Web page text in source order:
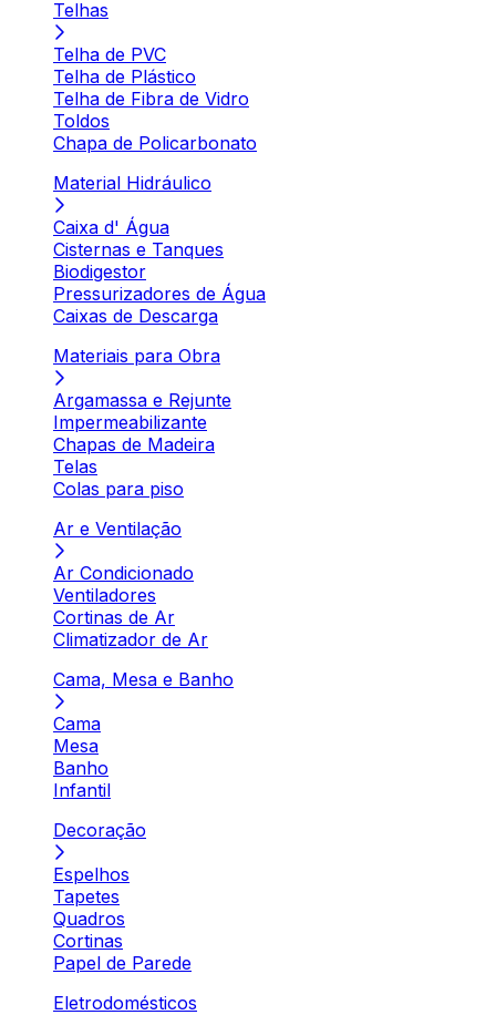
Telhas
Telha de PVC
Telha de Plástico
Telha de Fibra de Vidro
Toldos
Chapa de Policarbonato
Material Hidráulico
Caixa d' Água
Cisternas e Tanques
Biodigestor
Pressurizadores de Água
Caixas de Descarga
Materiais para Obra
Argamassa e Rejunte
Impermeabilizante
Chapas de Madeira
Telas
Colas para piso
Ar e Ventilação
Ar Condicionado
Ventiladores
Cortinas de Ar
Climatizador de Ar
Cama, Mesa e Banho
Cama
Mesa
Banho
Infantil
Decoração
Espelhos
Tapetes
Quadros
Cortinas
Papel de Parede
Eletrodomésticos